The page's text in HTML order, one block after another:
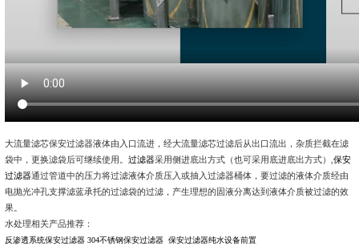
大流量滤芯保安过滤器液体由入口流进，经大流量滤芯过滤后从出口流出，杂质拦截在滤
袋中，更换滤袋后可继续使用。 过滤器采用侧进底出方式（也可采用底进底出方式）, 保安
过滤器通过管道中的压力将过滤液体介质压入或抽入过滤器桶体，要过滤的液体介质经由
电抛光冲孔支撑滤蓝承托的过滤袋的过滤，产生理想的固液分离达到液体介质被过滤的效
果。
水处理相关产品推荐：
反渗透系统保安过滤器 304不锈钢保安过滤器 保安过滤器纯水设备前置